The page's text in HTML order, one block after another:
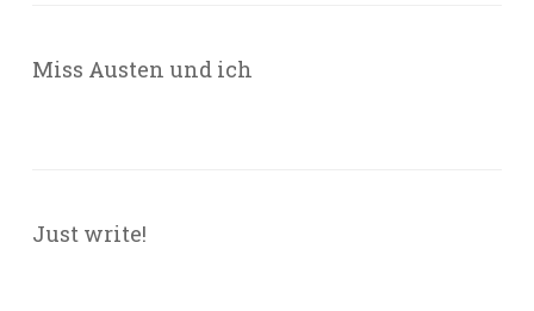
Miss Austen und ich
Just write!